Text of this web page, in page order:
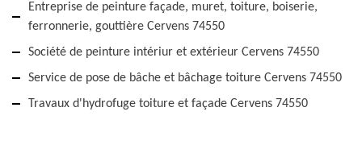
Entreprise de peinture façade, muret, toiture, boiserie,
ferronnerie, gouttière Cervens 74550
Société de peinture intériur et extérieur Cervens 74550
Service de pose de bâche et bâchage toiture Cervens 74550
Travaux d'hydrofuge toiture et façade Cervens 74550